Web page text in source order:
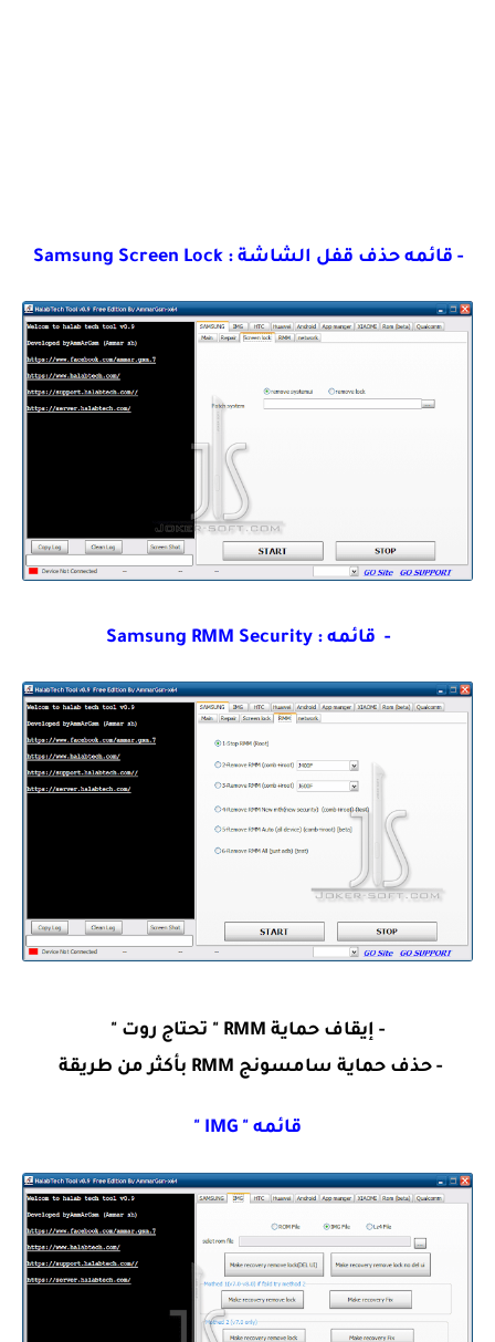
- قائمه حذف قفل الشاشة : Samsung Screen Lock
- قائمه : Samsung RMM Security
- إيقاف حماية RMM " تحتاج روت "
- حذف حماية سامسونج RMM بأكثر من طريقة
قائمه " IMG "